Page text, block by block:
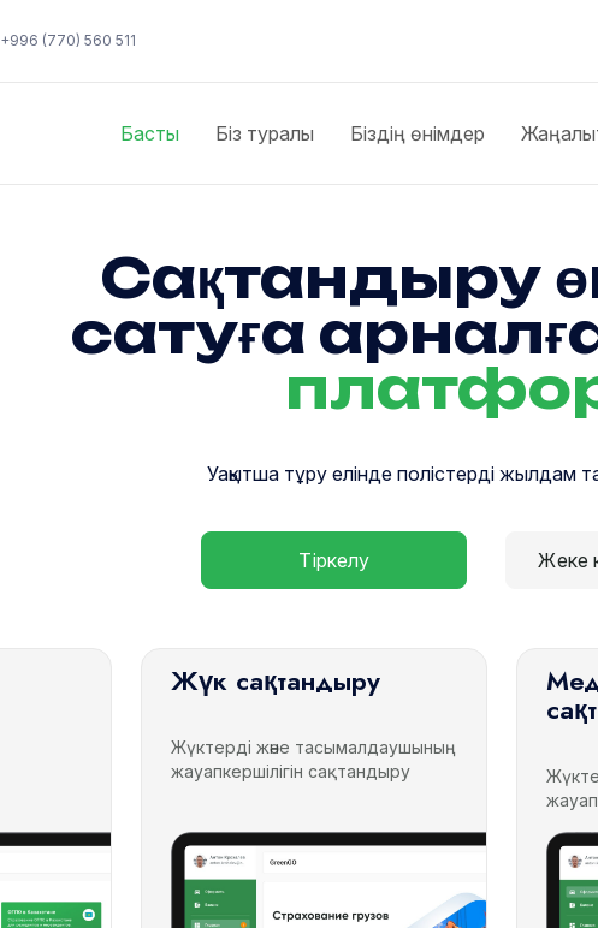
+996 (770) 560 511
Басты Біз туралы Біздің өнімдер
Сақтандыру
сатуға
Уақытша тұру елінде полістерді жылдам
Тіркелу Жеке
Жүк сақтандыру
Жүктерді және тасымалдаушының
жауапкершілігін сақтандыру